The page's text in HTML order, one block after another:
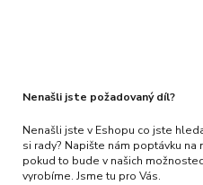
Nenašli jste požadovaný díl?
Nenašli jste v Eshopu co jste
si rady? Napište nám poptávku na
pokud to bude v našich
vyrobíme. Jsme tu pro Vás.